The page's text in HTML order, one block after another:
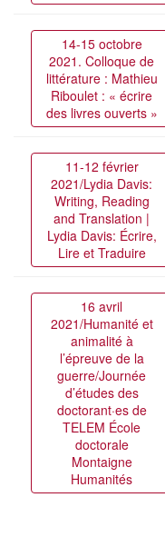
14-15 octobre
2021. Colloque de
littérature : Mathieu
Riboulet : « écrire
des livres ouverts »
11-12 février
2021/Lydia Davis:
Writing, Reading
and Translation |
Lydia Davis: Écrire,
Lire et Traduire
16 avril
2021/Humanité et
animalité à
l’épreuve de la
guerre/Journée
d’études des
doctorant·es de
TELEM École
doctorale
Montaigne
Humanités